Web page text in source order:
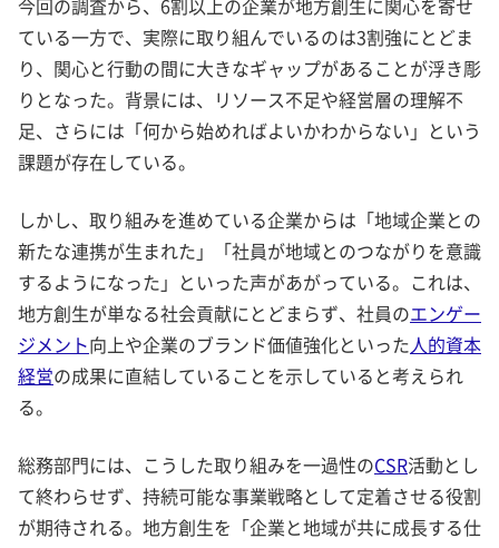
今回の調査から、6割以上の企業が地方創生に関心を寄せ
ている一方で、実際に取り組んでいるのは3割強にとどま
り、関心と行動の間に大きなギャップがあることが浮き彫
りとなった。背景には、リソース不足や経営層の理解不
足、さらには「何から始めればよいかわからない」という
課題が存在している。
しかし、取り組みを進めている企業からは「地域企業との
新たな連携が生まれた」「社員が地域とのつながりを意識
するようになった」といった声があがっている。これは、
地方創生が単なる社会貢献にとどまらず、社員のエンゲー
ジメント向上や企業のブランド価値強化といった人的資本
経営の成果に直結していることを示していると考えられ
る。
総務部門には、こうした取り組みを一過性のCSR活動とし
て終わらせず、持続可能な事業戦略として定着させる役割
が期待される。地方創生を「企業と地域が共に成長する仕